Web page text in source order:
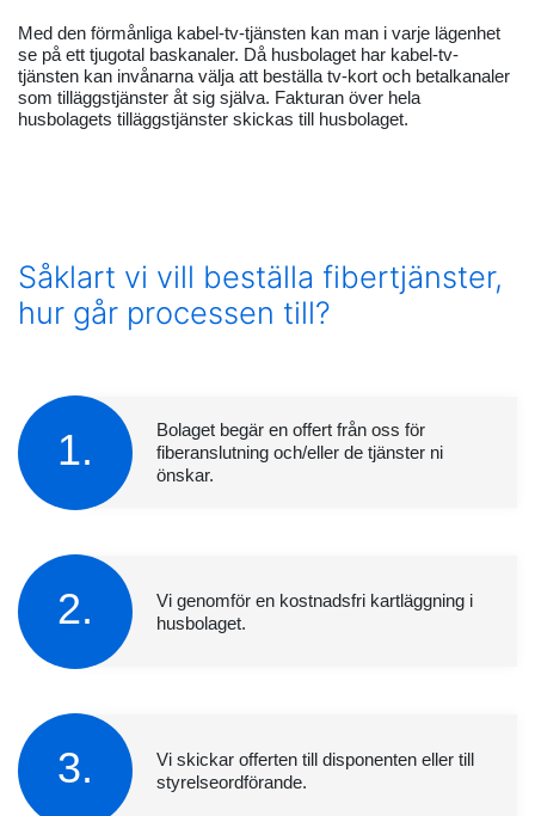
Med den förmånliga kabel-tv-tjänsten kan man i varje lägenhet
se på ett tjugotal baskanaler. Då husbolaget har kabel-tv-
tjänsten kan invånarna välja att beställa tv-kort och betalkanaler
som tilläggstjänster åt sig själva. Fakturan över hela
husbolagets tilläggstjänster skickas till husbolaget.
Såklart vi vill beställa fibertjänster,
hur går processen till?
1.
Bolaget begär en offert från oss för
fiberanslutning och/eller de tjänster ni
önskar.
2.
Vi genomför en kostnadsfri kartläggning i
husbolaget.
3.
Vi skickar offerten till disponenten eller till
styrelseordförande.